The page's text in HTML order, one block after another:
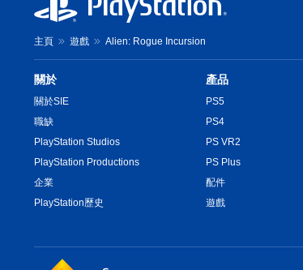
主頁 遊戲 Alien: Rogue Incursion
關於
關於SIE
職缺
PlayStation Studios
PlayStation Productions
企業
PlayStation歷史
產品
PS5
PS4
PS VR2
PS Plus
配件
遊戲